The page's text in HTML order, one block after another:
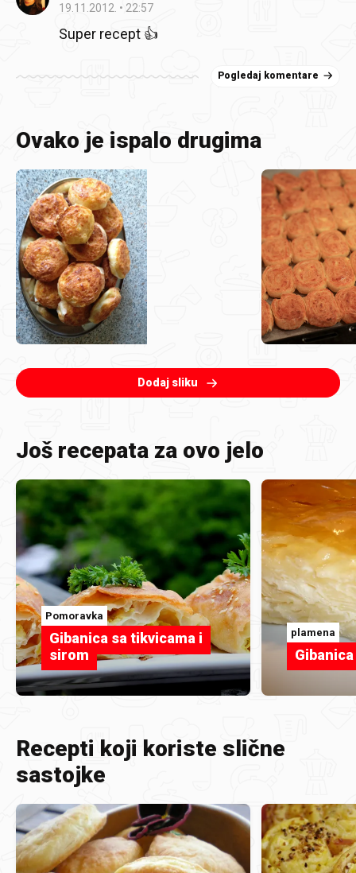
19.11.2012. 22:57
Super recept 👍
Pogledaj komentare
Ovako je ispalo drugima
Dodaj sliku
Još recepata za ovo jelo
Pomoravka
Gibanica sa tikvicama i
sirom
plamena
Recepti koji koriste slične
sastojke